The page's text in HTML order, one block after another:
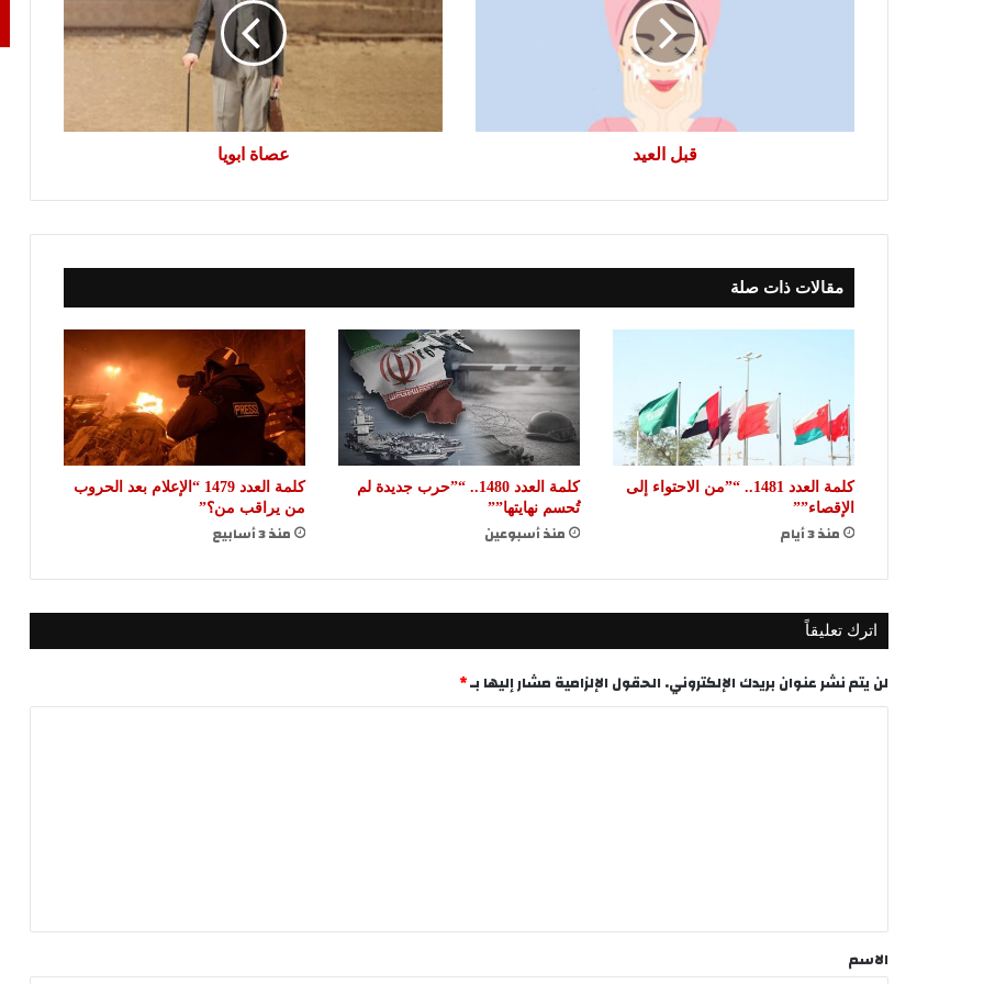
قبل العيد عصاة ابويا
مقالات ذات صلة
كلمة العدد 1481.. “”من الاحتواء إلى
الإقصاء””
منذ 3 أيام
كلمة العدد 1480.. “”حرب جديدة لم
تُحسم نهايتها””
منذ أسبوعين
كلمة العدد 1479 “الإعلام بعد الحروب
من يراقب من؟”
منذ 3 أسابيع
اترك تعليقاً
لن يتم نشر عنوان بريدك الإلكتروني. الحقول الإلزامية مشار إليها بـ*
*
الاسم